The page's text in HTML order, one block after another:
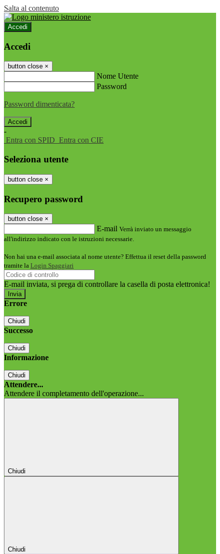
Salta al contenuto
Accedi
Accedi
button close ×
Nome Utente
Password
Password dimenticata?
-
Entra con SPID Entra con CIE
Seleziona utente
button close ×
Recupero password
button close ×
E-mail Verrà inviato un messaggio
all'indirizzo indicato con le istruzioni necessarie.
Non hai una e-mail associata al nome utente? Effettua il reset della password
tramite la Login Spaggiari
E-mail inviata, si prega di controllare la casella di posta elettronica!
Errore
Chiudi
Successo
Chiudi
Informazione
Chiudi
Attendere...
Attendere il completamento dell'operazione...
Chiudi
Chiudi